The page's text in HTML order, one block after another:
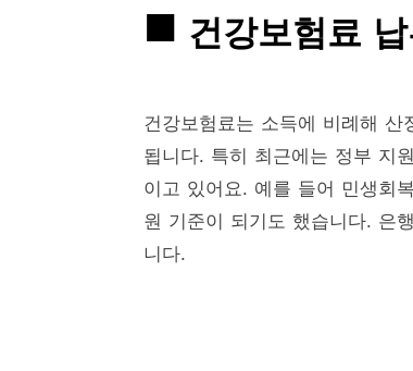
건강보험료
건강보험료는 소득에 비례해
됩니다. 특히 최근에는 정부 지
이고 있어요. 예를 들어 민생회
원 기준이 되기도 했습니다. 은
니다.